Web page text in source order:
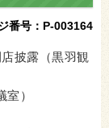
番号：P-003164
披露（黒羽観
）